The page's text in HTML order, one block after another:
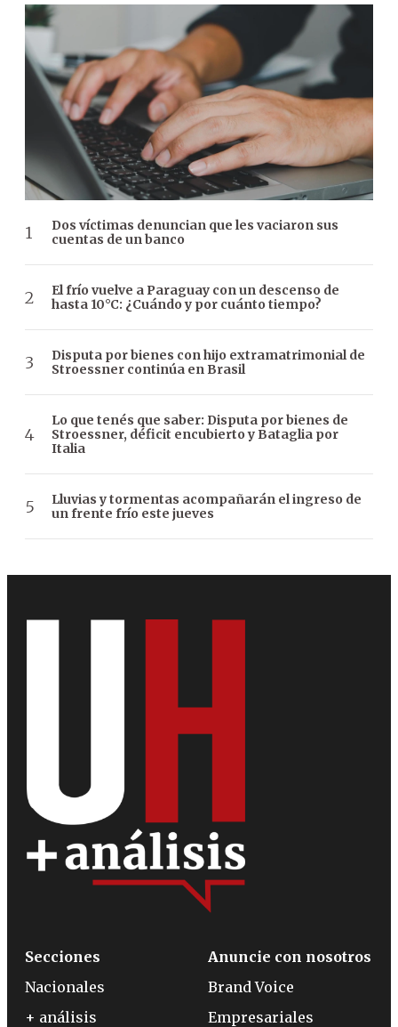
Dos víctimas denuncian que les vaciaron sus
cuentas de un banco
El frío vuelve a Paraguay con un descenso de
hasta 10°C: ¿Cuándo y por cuánto tiempo?
Disputa por bienes con hijo extramatrimonial de
Stroessner continúa en Brasil
Lo que tenés que saber: Disputa por bienes de
Stroessner, déficit encubierto y Bataglia por
Italia
Lluvias y tormentas acompañarán el ingreso de
un frente frío este jueves
Secciones
Nacionales
+ análisis
Anuncie con nosotros
Brand Voice
Empresariales